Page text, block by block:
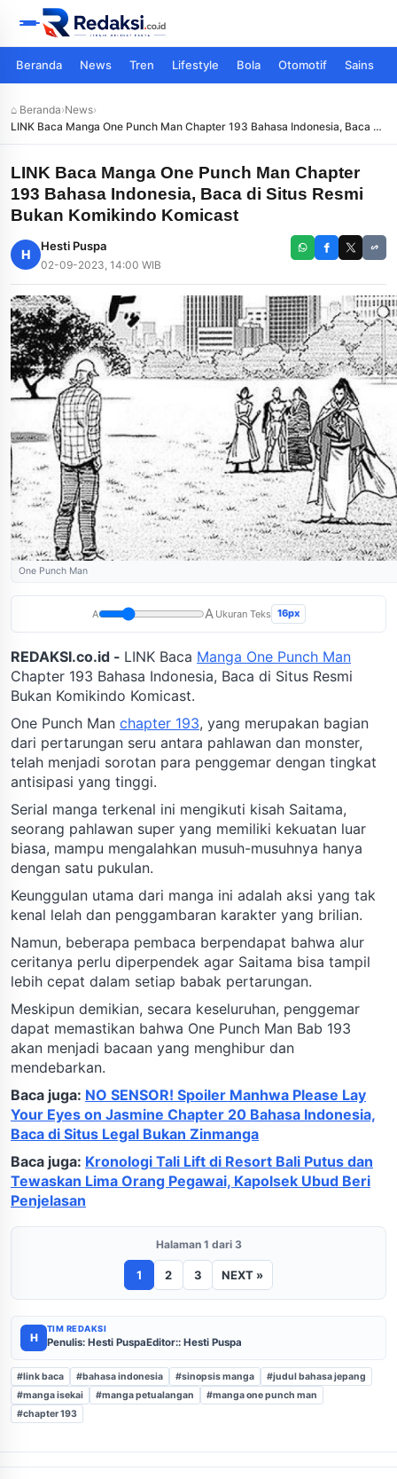
Beranda News Tren Lifestyle Bola Otomotif Sains
⌂ Beranda›News›
LINK Baca Manga One Punch Man Chapter 193 Bahasa Indonesia, Baca di
Situs Resmi Bukan Komikindo Komicast
LINK Baca Manga One Punch Man Chapter
193 Bahasa Indonesia, Baca di Situs Resmi
Bukan Komikindo Komicast
H
Hesti Puspa
02-09-2023, 14:00 WIB
One Punch Man
A A Ukuran Teks 16px
REDAKSI.co.id - LINK Baca Manga One Punch Man
Chapter 193 Bahasa Indonesia, Baca di Situs Resmi
Bukan Komikindo Komicast.
One Punch Man chapter 193, yang merupakan bagian
dari pertarungan seru antara pahlawan dan monster,
telah menjadi sorotan para penggemar dengan tingkat
antisipasi yang tinggi.
Serial manga terkenal ini mengikuti kisah Saitama,
seorang pahlawan super yang memiliki kekuatan luar
biasa, mampu mengalahkan musuh-musuhnya hanya
dengan satu pukulan.
Keunggulan utama dari manga ini adalah aksi yang tak
kenal lelah dan penggambaran karakter yang brilian.
Namun, beberapa pembaca berpendapat bahwa alur
ceritanya perlu diperpendek agar Saitama bisa tampil
lebih cepat dalam setiap babak pertarungan.
Meskipun demikian, secara keseluruhan, penggemar
dapat memastikan bahwa One Punch Man Bab 193
akan menjadi bacaan yang menghibur dan
mendebarkan.
Baca juga: NO SENSOR! Spoiler Manhwa Please Lay
Your Eyes on Jasmine Chapter 20 Bahasa Indonesia,
Baca di Situs Legal Bukan Zinmanga
Baca juga: Kronologi Tali Lift di Resort Bali Putus dan
Tewaskan Lima Orang Pegawai, Kapolsek Ubud Beri
Penjelasan
Halaman 1 dari 3
1 2 3 NEXT »
H
TIM REDAKSI
Penulis: Hesti PuspaEditor:: Hesti Puspa
#link baca #bahasa indonesia #sinopsis manga
#judul bahasa jepang
#manga isekai
#manga petualangan
#manga one punch man
#chapter 193